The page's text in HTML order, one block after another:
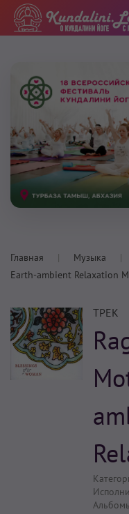
Главная Музыка
Earth-ambient Relaxation
ТРЕК